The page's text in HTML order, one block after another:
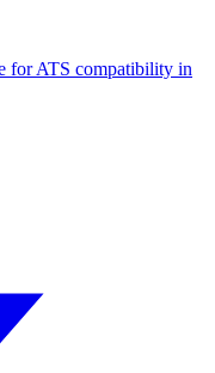
for ATS compatibility in